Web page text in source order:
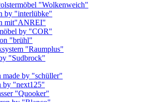
"Wolkenweich"
by "interlübke"
mit"ANREI"
by "COR"
"brühl"
"Raumplus"
"Sudbrock"
made by "schüller"
by "next125"
"Quooker"